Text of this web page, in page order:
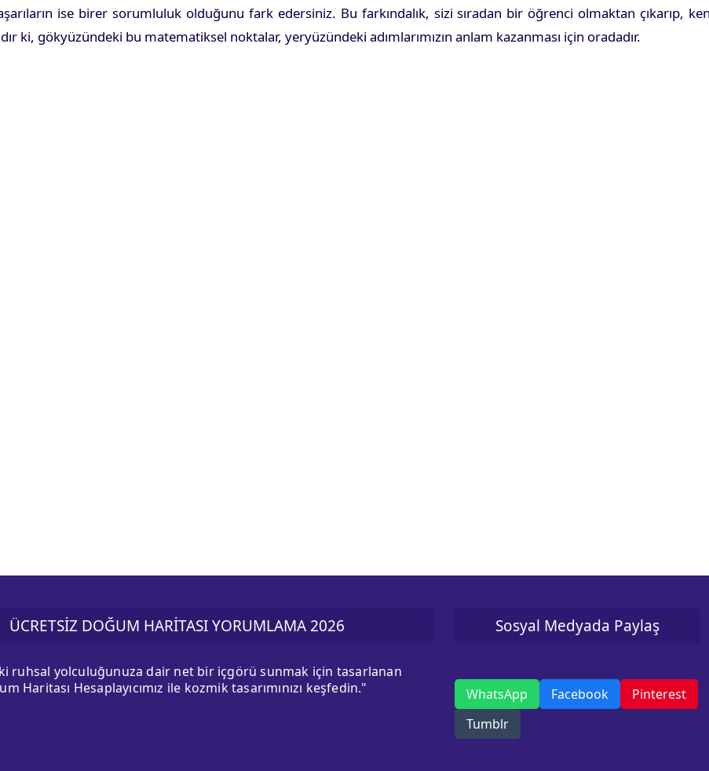
ise birer sorumluluk olduğunu fark edersiniz. Bu farkındalık, sizi sıradan bir öğrenci olmaktan çıkarıp,
ki, gökyüzündeki bu matematiksel noktalar, yeryüzündeki adımlarımızın anlam kazanması için oradadır.
ÜCRETSİZ DOĞUM HARİTASI YORUMLAMA 2026
ruhsal yolculuğunuza dair net bir içgörü sunmak için tasarlanan
Haritası Hesaplayıcımız ile kozmik tasarımınızı keşfedin."
Sosyal Medyada Paylaş
WhatsApp Facebook
Pinterest
Tumblr